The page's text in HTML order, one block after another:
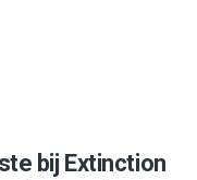
bij Extinction